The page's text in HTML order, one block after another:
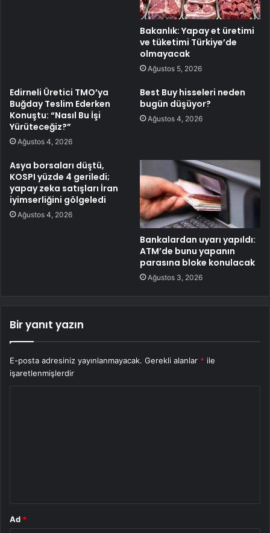
Bakanlık: Yapay et üretimi
ve tüketimi Türkiye’de
olmayacak
Ağustos 5, 2026
Edirneli Üretici TMO’ya
Buğday Teslim Ederken
Konuştu: “Nasıl Bu İşi
Yürüteceğiz?”
Ağustos 4, 2026
Best Buy hisseleri neden
bugün düşüyor?
Ağustos 4, 2026
Asya borsaları düştü,
KOSPI yüzde 4 geriledi;
yapay zeka satışları İran
iyimserliğini gölgeledi
Ağustos 4, 2026
Bankalardan uyarı yapıldı:
ATM’de bunu yapanın
parasına bloke konulacak
Ağustos 3, 2026
Bir yanıt yazın
E-posta adresiniz yayınlanmayacak. Gerekli alanlar * ile
işaretlenmişlerdir
Ad *